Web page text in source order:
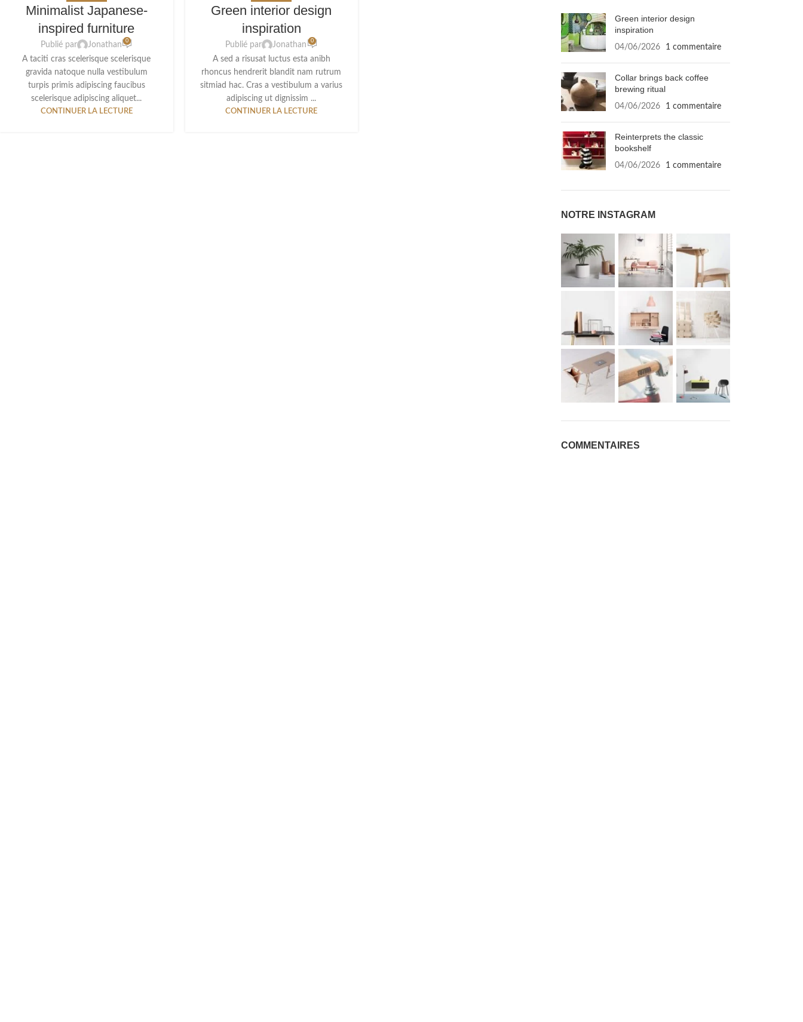
Minimalist Japanese-
inspired furniture
Publié par Jonathan
0
A taciti cras scelerisque scelerisque
gravida natoque nulla vestibulum
turpis primis adipiscing faucibus
scelerisque adipiscing aliquet...
CONTINUER LA LECTURE
Green interior design
inspiration
Publié par Jonathan
0
A sed a risusat luctus esta anibh
rhoncus hendrerit blandit nam rutrum
sitmiad hac. Cras a vestibulum a varius
adipiscing ut dignissim ...
CONTINUER LA LECTURE
Green interior design
inspiration
04/06/2026 1 commentaire
Collar brings back coffee
brewing ritual
04/06/2026 1 commentaire
Reinterprets the classic
bookshelf
04/06/2026 1 commentaire
NOTRE INSTAGRAM
COMMENTAIRES